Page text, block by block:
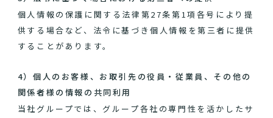
個人情報の保護に関する法律第27条第1項各号により提
供する場合など、法令に基づき個人情報を第三者に提供
することがあります。
4）個人のお客様、お取引先の役員・従業員、その他の
関係者様の情報の共同利用
当社グループでは、グループ各社の専門性を活かしたサ